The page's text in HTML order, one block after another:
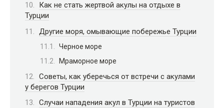
Как не стать жертвой акулы на отдыхе в
Турции
Другие моря, омывающие побережье Турции
Черное море
Мраморное море
Советы, как уберечься от встречи с акулами
у берегов Турции
Случаи нападения акул в Турции на туристов